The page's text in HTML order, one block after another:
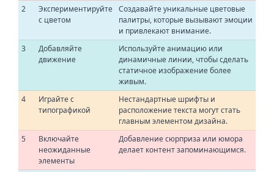
2
Экспериментируйте
с цветом
Создавайте уникальные цветовые
палитры, которые вызывают эмоции
и привлекают внимание.
3
Добавляйте
движение
Используйте анимацию или
динамичные линии, чтобы сделать
статичное изображение более
живым.
4
Играйте с
типографикой
Нестандартные шрифты и
расположение текста могут стать
главным элементом дизайна.
5
Включайте
неожиданные
элементы
Добавление сюрприза или юмора
делает контент запоминающимся.